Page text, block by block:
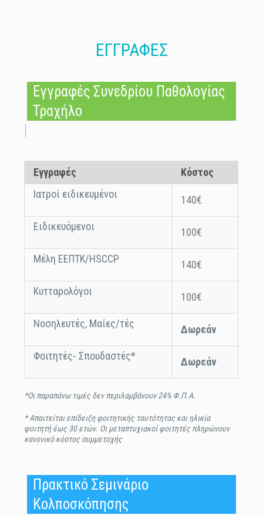
ΕΓΓΡΑΦΕΣ
Εγγραφές Συνεδρίου Παθολογίας
Τραχήλου Κ
Εγγραφές
Κόστος
Ιατροί ειδικευμένοι
140€
Ειδικευόμενοι 100€
Μέλη ΕΕΠΤΚ/HSCCP 140€
Κυτταρολόγοι 100€
Νοσηλευτές, Μαίες/τές Δωρεάν
Φοιτητές- Σπουδαστές* Δωρεάν
*Οι παραπάνω τιμές δεν περιλαμβάνουν 24% Φ.Π.Α.
* Απαιτείται επίδειξη φοιτητικής ταυτότητας και ηλικία
φοιτητή έως 30 ετών. Οι μεταπτυχιακοί φοιτητές πληρώνουν
κανονικό κόστος συμμετοχής
Πρακτικό Σεμινάριο
Κολποσκόπησης